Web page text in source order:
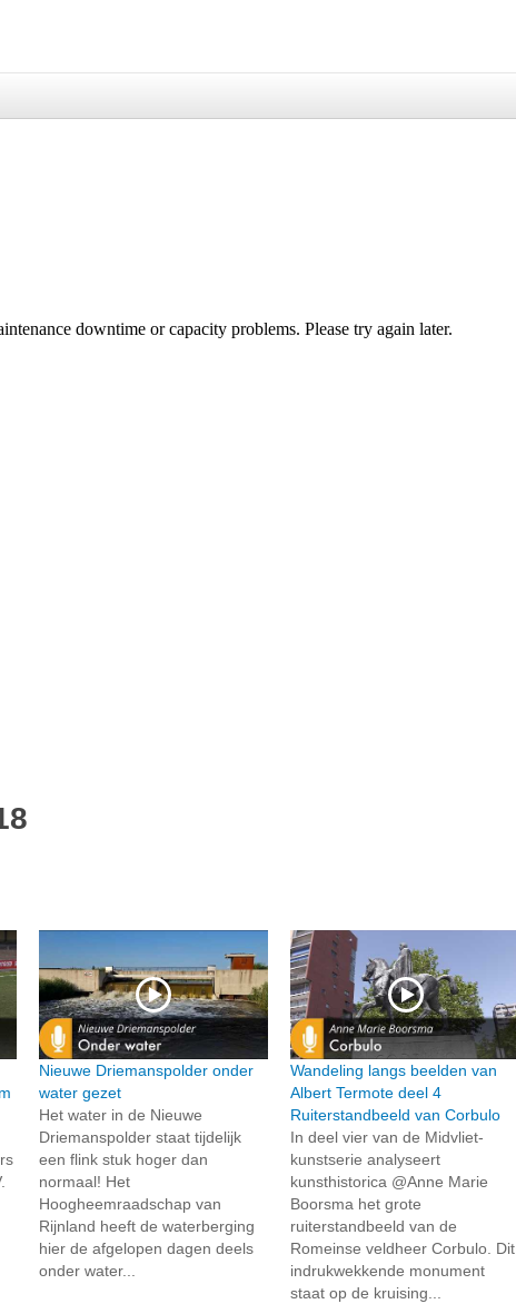
Nieuwe Driemanspolder onder
water gezet
Het water in de Nieuwe
Driemanspolder staat tijdelijk
een flink stuk hoger dan
normaal! Het
Hoogheemraadschap van
Rijnland heeft de waterberging
hier de afgelopen dagen deels
onder water...
Wandeling langs beelden van
Albert Termote deel 4
Ruiterstandbeeld van Corbulo
In deel vier van de Midvliet-
kunstserie analyseert
kunsthistorica @Anne Marie
Boorsma het grote
ruiterstandbeeld van de
Romeinse veldheer Corbulo. Dit
indrukwekkende monument
staat op de kruising...